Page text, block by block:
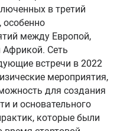
в третий
между Европой,
Сеть
встречи в 2022
мероприятия,
для создания
и основательного
которые были